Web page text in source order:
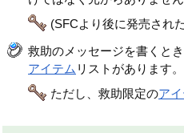
(SFCより後に発売され
救助のメッセージを書くと
アイテム リストがあります。
ただし、救助限定のア